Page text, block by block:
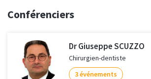
Conférenciers
Dr Giuseppe SCUZZO
Chirurgien-dentiste
3 événements